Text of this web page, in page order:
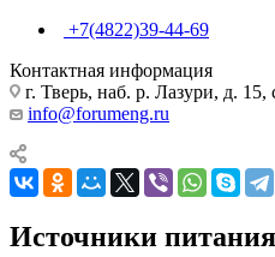
+7(4822)39-44-69
Контактная информация
г. Тверь, наб. р. Лазури, д. 15,
info@forumeng.ru
Источники